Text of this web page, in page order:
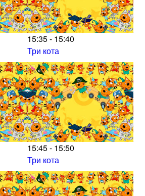
15:35 - 15:40
Три кота
15:45 - 15:50
Три кота